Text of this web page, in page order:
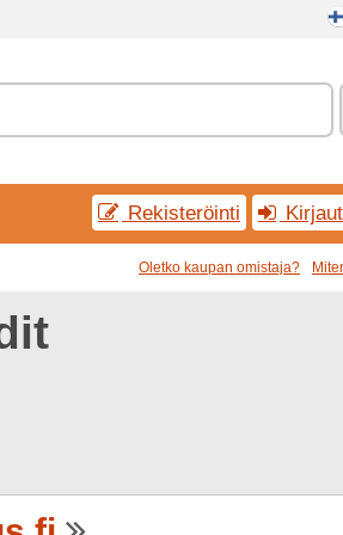
Rekisteröinti
Oletko kaupan omistaja?